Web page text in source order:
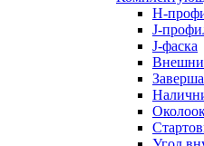
H-
J-
J-фаска